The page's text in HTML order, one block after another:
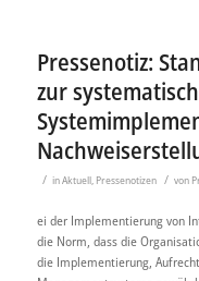
Pressenotiz:
zur
/ inAktuell, Pressenotizen / von
ei der Implementierung von
die Norm, dass die
die Implementierung,